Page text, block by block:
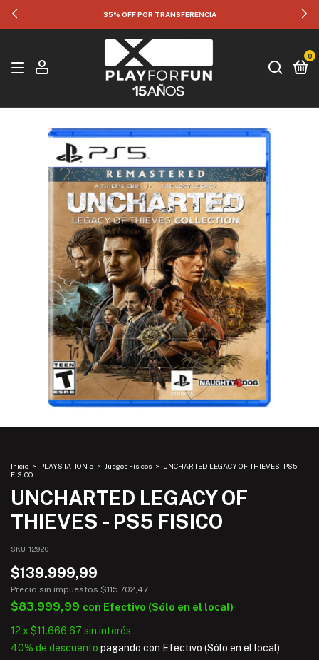
35% OFF POR TRANSFERENCIA
0
Inicio > PLAYSTATION 5 > Juegos Físicos > UNCHARTED LEGACY OF THIEVES - PS5
FISICO
UNCHARTED LEGACY OF
THIEVES - PS5 FISICO
SKU: 12920
$139.999,99
Precio sin impuestos $115.702,47
$83.999,99 con Efectivo (Sólo en el local)
12 x $11.666,67 sin interés
40% de descuento pagando con Efectivo (Sólo en el local)